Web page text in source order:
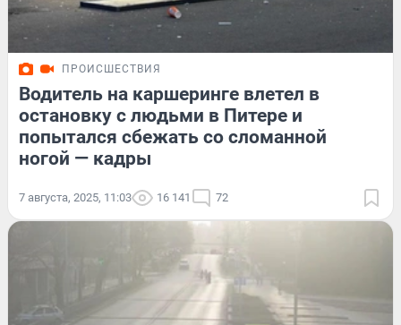
ПРОИСШЕСТВИЯ
Водитель на каршеринге влетел в
остановку с людьми в Питере и
попытался сбежать со сломанной
ногой — кадры
7 августа, 2025, 11:03 16 141 72